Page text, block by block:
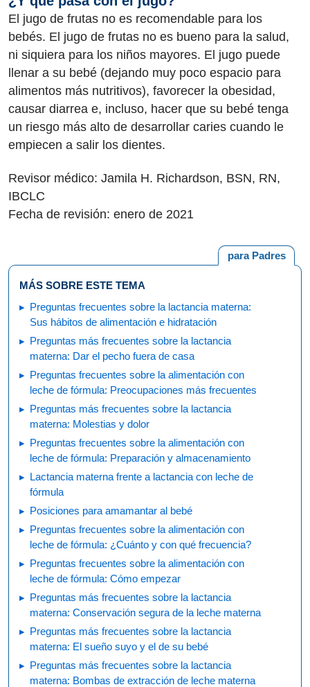
El jugo de frutas no es recomendable para los
bebés. El jugo de frutas no es bueno para la salud,
ni siquiera para los niños mayores. El jugo puede
llenar a su bebé (dejando muy poco espacio para
alimentos más nutritivos), favorecer la obesidad,
causar diarrea e, incluso, hacer que su bebé tenga
un riesgo más alto de desarrollar caries cuando le
empiecen a salir los dientes.
Revisor médico: Jamila H. Richardson, BSN, RN,
IBCLC
Fecha de revisión: enero de 2021
para Padres
MÁS SOBRE ESTE TEMA
Preguntas frecuentes sobre la lactancia materna:
Sus hábitos de alimentación e hidratación
Preguntas más frecuentes sobre la lactancia
materna: Dar el pecho fuera de casa
Preguntas frecuentes sobre la alimentación con
leche de fórmula: Preocupaciones más frecuentes
Preguntas más frecuentes sobre la lactancia
materna: Molestias y dolor
Preguntas frecuentes sobre la alimentación con
leche de fórmula: Preparación y almacenamiento
Lactancia materna frente a lactancia con leche de
fórmula
Posiciones para amamantar al bebé
Preguntas frecuentes sobre la alimentación con
leche de fórmula: ¿Cuánto y con qué frecuencia?
Preguntas frecuentes sobre la alimentación con
leche de fórmula: Cómo empezar
Preguntas más frecuentes sobre la lactancia
materna: Conservación segura de la leche materna
Preguntas más frecuentes sobre la lactancia
materna: El sueño suyo y el de su bebé
Preguntas más frecuentes sobre la lactancia
materna: Bombas de extracción de leche materna